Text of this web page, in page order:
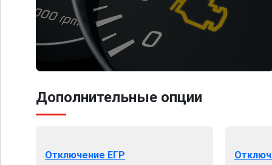
Дополнительные опции
Отключение ЕГР